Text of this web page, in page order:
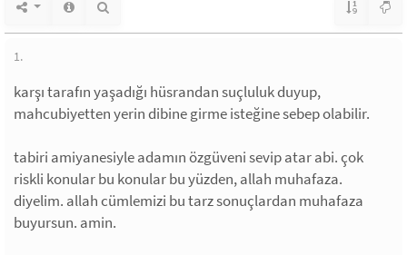
1.
karşı tarafın yaşadığı hüsrandan suçluluk duyup,
mahcubiyetten yerin dibine girme isteğine sebep olabilir.
tabiri amiyanesiyle adamın özgüveni sevip atar abi. çok
riskli konular bu konular bu yüzden, allah muhafaza.
diyelim. allah cümlemizi bu tarz sonuçlardan muhafaza
buyursun. amin.